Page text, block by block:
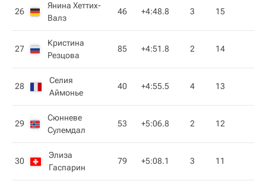
26
Янина Хеттих-
Валз
46 +4:48.8 3 15
27
Кристина
Резцова
85 +4:51.8 2 14
28
Селия
Аймонье
40 +4:55.5 4 13
29
Сюнневе
Сулемдал
53 +5:06.8 2 12
30
Элиза
Гаспарин
79 +5:08.1 3 11